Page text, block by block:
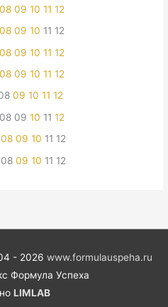
08 09 10 11 12
08 09 10 11 12
08 09 10 11 12
08 09 10 11 12
09 10 11 12
08 09 10 11 12
08 09 10 11 12
08 09 10 11 12
- 2026 www.formulauspeha.ru
Формула Успеха
LIMLAB